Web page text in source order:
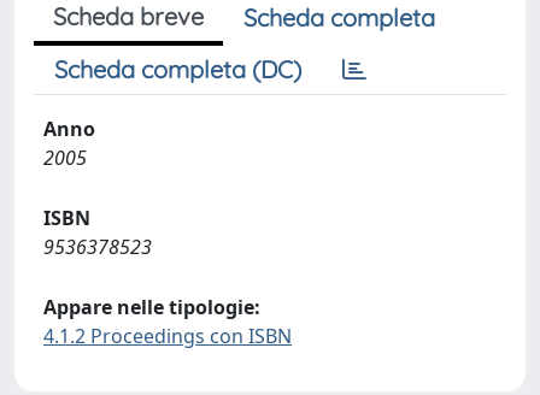
Scheda breve
Scheda completa
Scheda completa (DC)
Anno
2005
ISBN
9536378523
Appare nelle tipologie:
4.1.2 Proceedings con ISBN